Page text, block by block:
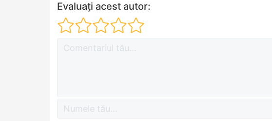
Evaluați acest autor: